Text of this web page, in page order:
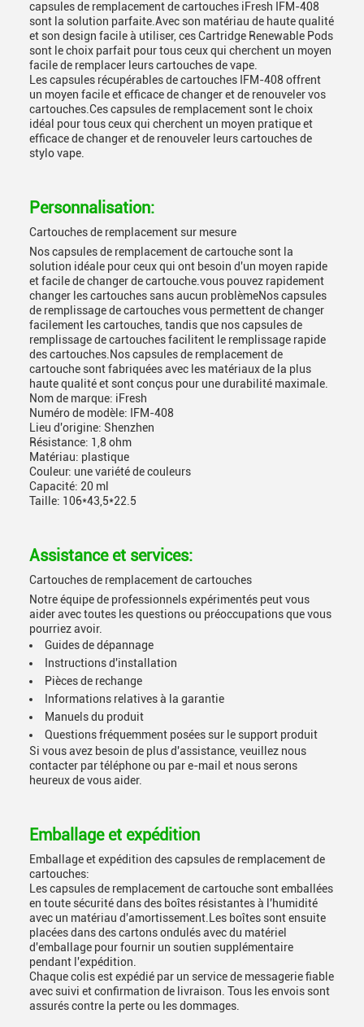
capsules de remplacement de cartouches iFresh IFM-408
sont la solution parfaite.Avec son matériau de haute qualité
et son design facile à utiliser, ces Cartridge Renewable Pods
sont le choix parfait pour tous ceux qui cherchent un moyen
facile de remplacer leurs cartouches de vape.
Les capsules récupérables de cartouches IFM-408 offrent
un moyen facile et efficace de changer et de renouveler vos
cartouches.Ces capsules de remplacement sont le choix
idéal pour tous ceux qui cherchent un moyen pratique et
efficace de changer et de renouveler leurs cartouches de
stylo vape.
Personnalisation:
Cartouches de remplacement sur mesure
Nos capsules de remplacement de cartouche sont la
solution idéale pour ceux qui ont besoin d'un moyen rapide
et facile de changer de cartouche.vous pouvez rapidement
changer les cartouches sans aucun problèmeNos capsules
de remplissage de cartouches vous permettent de changer
facilement les cartouches, tandis que nos capsules de
remplissage de cartouches facilitent le remplissage rapide
des cartouches.Nos capsules de remplacement de
cartouche sont fabriquées avec les matériaux de la plus
haute qualité et sont conçus pour une durabilité maximale.
Nom de marque: iFresh
Numéro de modèle: IFM-408
Lieu d'origine: Shenzhen
Résistance: 1,8 ohm
Matériau: plastique
Couleur: une variété de couleurs
Capacité: 20 ml
Taille: 106*43,5*22.5
Assistance et services:
Cartouches de remplacement de cartouches
Notre équipe de professionnels expérimentés peut vous
aider avec toutes les questions ou préoccupations que vous
pourriez avoir.
Guides de dépannage
Instructions d'installation
Pièces de rechange
Informations relatives à la garantie
Manuels du produit
Questions fréquemment posées sur le support produit
Si vous avez besoin de plus d'assistance, veuillez nous
contacter par téléphone ou par e-mail et nous serons
heureux de vous aider.
Emballage et expédition
Emballage et expédition des capsules de remplacement de
cartouches:
Les capsules de remplacement de cartouche sont emballées
en toute sécurité dans des boîtes résistantes à l'humidité
avec un matériau d'amortissement.Les boîtes sont ensuite
placées dans des cartons ondulés avec du matériel
d'emballage pour fournir un soutien supplémentaire
pendant l'expédition.
Chaque colis est expédié par un service de messagerie fiable
avec suivi et confirmation de livraison. Tous les envois sont
assurés contre la perte ou les dommages.